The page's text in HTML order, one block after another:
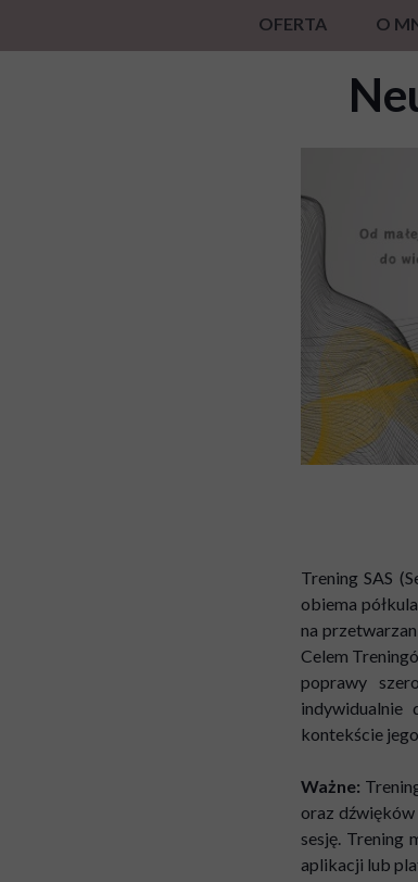
OFERTA
BADANIE EEG/QEEG
DIAGNOZA
TRENINGI
ACCESS BARS
O
Trening SAS
obiema
na
Celem
poprawy
indywidualnie
kontekście
Ważne:
oraz dźwięków
sesję. Trening
aplikacji lub